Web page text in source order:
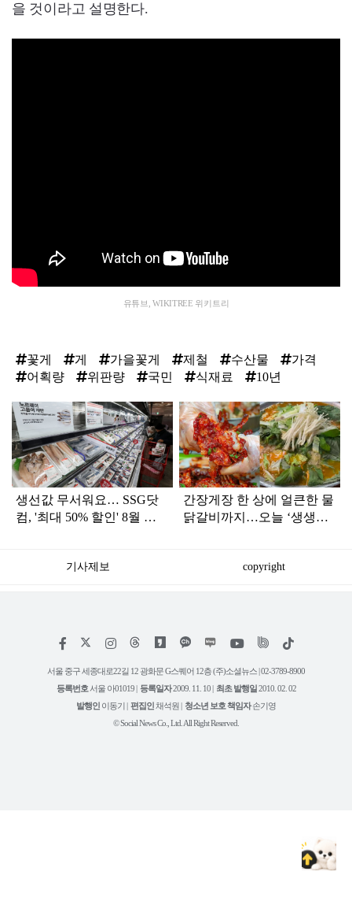
을 것이라고 설명한다.
유튜브, WIKITREE 위키트리
꽃게 게 가을꽃게 제철 수산물
가격
어획량
위판량 국민 식재료 10년
탑
라
인
생선값 무서워요… SSG닷
컴, '최대 50% 할인' 8월 수
간장게장 한 상에 얼큰한 물
닭갈비까지…오늘 ‘생생정
기사제보 copyright
페
스
인
타
램
위
트
유
튜
틱
서울 중구 세종대로22길 12 광화문 G스퀘어 12층 (주)소셜뉴스 | 02-3789-8900
등록번호 서울 아01019 | 등록일자2009. 11. 10 | 최초 발행일2010. 02. 02
발행인 이동기 | 편집인채석원 | 청소년 보호 책임자손기영
© Social News Co., Ltd. All Right Reserved.